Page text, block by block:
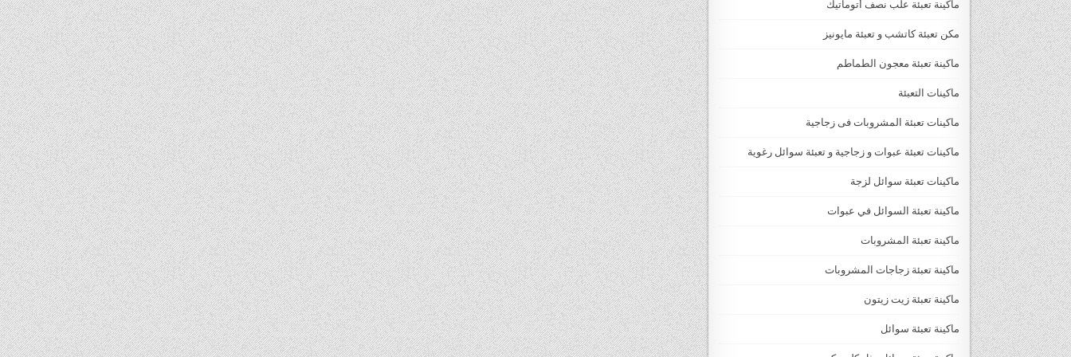
ماكينة تعبئة علب نصف أتوماتيك
مكن تعبئة كاتشب و تعبئة مايونيز
ماكينة تعبئة معجون الطماطم
ماكينات التعبئة
ماكينات تعبئة المشروبات فى زجاجية
ماكينات تعبئة عبوات و زجاجية و تعبئة سوائل رغوية
ماكينات تعبئة سوائل لزجة
‏‏‏ماكينة تعبئة السوائل في عبوات
ماكينة تعبئة المشروبات
ماكينة تعبئة زجاجات المشروبات
ماكينة تعبئة زيت زيتون
ماكينة تعبئة سوائل